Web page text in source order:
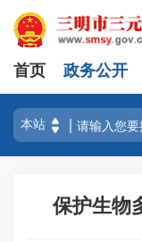
首页 政务公开
保护生物